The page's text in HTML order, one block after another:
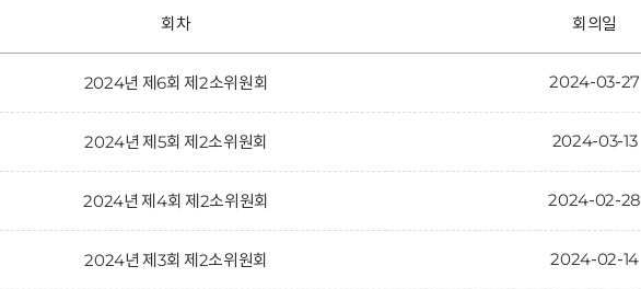
회차 회의일
2024년 제6회 제2소위원회 2024-03-27
2024년 제5회 제2소위원회 2024-03-13
2024년 제4회 제2소위원회 2024-02-28
2024년 제3회 제2소위원회 2024-02-14